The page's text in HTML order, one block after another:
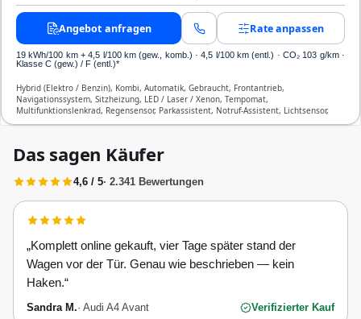
Angebot anfragen Rate anpassen
19 kWh/100 km + 4,5 l/100 km (gew., komb.) · 4,5 l/100 km (entl.) · CO₂ 103 g/km ·
Klasse C (gew.) / F (entl.)*
Hybrid (Elektro / Benzin), Kombi, Automatik, Gebraucht, Frontantrieb,
Navigationssystem, Sitzheizung, LED / Laser / Xenon, Tempomat,
Multifunktionslenkrad, Regensensor, Parkassistent, Notruf-Assistent, Lichtsensor,
Start/Stopp-Automatik, Bluetooth, Freisprecheinrichtung, Verkehrszeichen-
Das sagen Käufer
4,6 / 5· 2.341 Bewertungen
„Komplett online gekauft, vier Tage später stand der
Wagen vor der Tür. Genau wie beschrieben — kein
Haken.“
Sandra M.· Audi A4 Avant Verifizierter Kauf